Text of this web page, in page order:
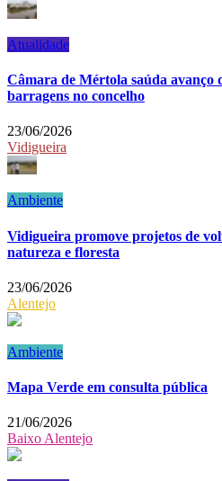
Atualidade
Câmara de Mértola saúda avanço
barragens no concelho
23/06/2026
Vidigueira
Ambiente
Vidigueira promove projetos de
natureza e floresta
23/06/2026
Alentejo
Ambiente
Mapa Verde em consulta pública
21/06/2026
Baixo Alentejo